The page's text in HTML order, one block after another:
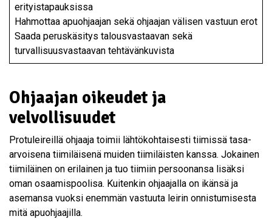
erityistapauksissa
Hahmottaa apuohjaajan sekä ohjaajan välisen vastuun erot
Saada peruskäsitys talousvastaavan sekä
turvallisuusvastaavan tehtävänkuvista
Ohjaajan oikeudet ja
velvollisuudet
Protuleireillä ohjaaja toimii lähtökohtaisesti tiimissä tasa-
arvoisena tiimiläisenä muiden tiimiläisten kanssa. Jokainen
tiimiläinen on erilainen ja tuo tiimiin persoonansa lisäksi
oman osaamispoolisa. Kuitenkin ohjaajalla on ikänsä ja
asemansa vuoksi enemmän vastuuta leirin onnistumisesta
mitä apuohjaajilla.